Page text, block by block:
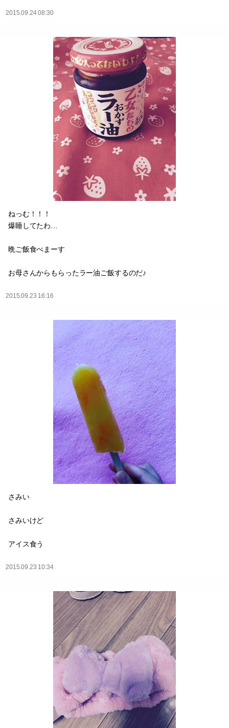
2015.09.24 08:30
ねっむ！！！
爆睡してたわ…
晩ご飯食べまーす
お母さんからもらったラー油ご飯するのだ♪
2015.09.23 16:16
さみい
さみいけど
アイス食う
2015.09.23 10:34